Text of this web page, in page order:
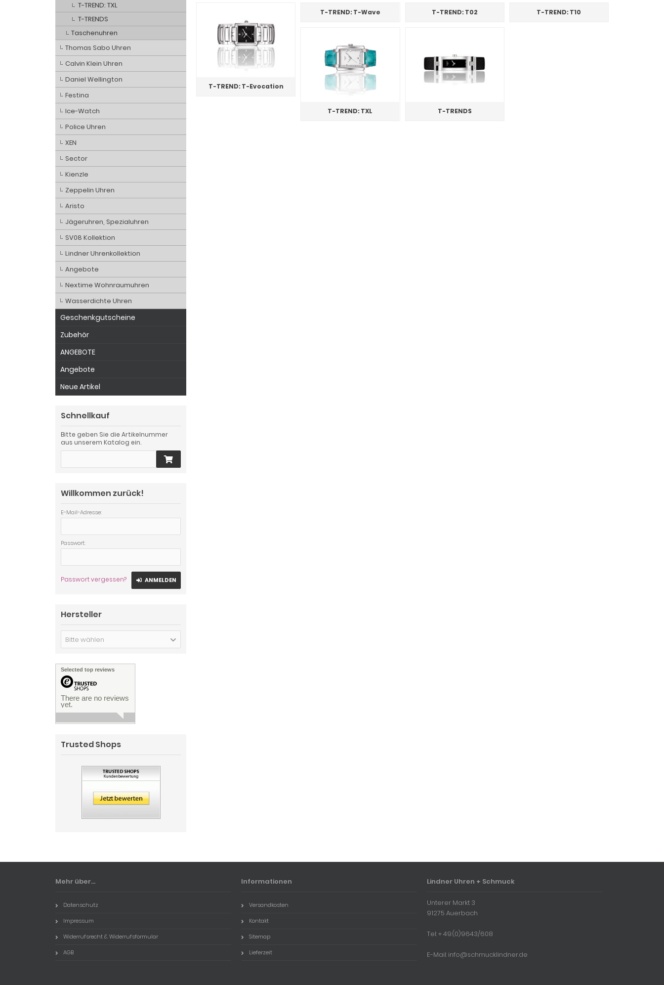
T-TREND: T-Evocation
T-TREND: T-Wave T-TREND: T02 T-TREND: T10
T-TREND: TXL T-TRENDS
T-TREND: TXL
T-TRENDS
Taschenuhren
Thomas Sabo Uhren
Calvin Klein Uhren
Daniel Wellington
Festina
Ice-Watch
Police Uhren
XEN
Sector
Kienzle
Zeppelin Uhren
Aristo
Jägeruhren, Spezialuhren
SV08 Kollektion
Lindner Uhrenkollektion
Angebote
Nextime Wohnraumuhren
Wasserdichte Uhren
Geschenkgutscheine
Zubehör
ANGEBOTE
Angebote
Neue Artikel
Schnellkauf
Bitte geben Sie die Artikelnummer
aus unserem Katalog ein.
Willkommen zurück!
E-Mail-Adresse:
Passwort:
Passwort vergessen? ANMELDEN
Hersteller
Bitte wählen
Selected top reviews
There are no reviews
yet.
Trusted Shops
Mehr über...
Datenschutz
Impressum
Widerrufsrecht & Widerrufsformular
AGB
Informationen
Versandkosten
Kontakt
Sitemap
Lieferzeit
Lindner Uhren + Schmuck
Unterer Markt 3
91275 Auerbach
Tel: + 49.(0)9643/608
E-Mail: info@schmucklindner.de